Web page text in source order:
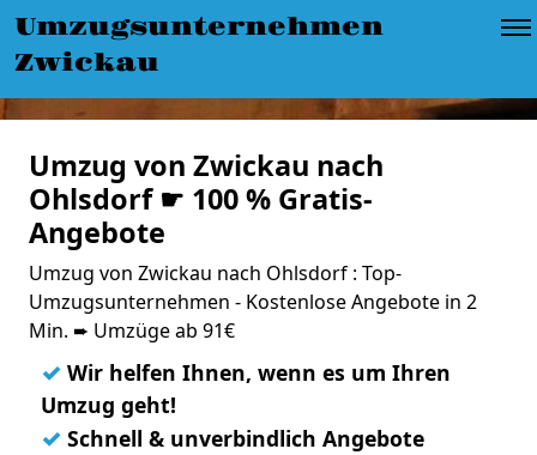
Umzugsunternehmen
Zwickau
Umzug von Zwickau nach
Ohlsdorf ☛ 100 % Gratis-
Angebote
Umzug von Zwickau nach Ohlsdorf : Top-
Umzugsunternehmen - Kostenlose Angebote in 2
Min. ➨ Umzüge ab 91€
✓ Wir helfen Ihnen, wenn es um Ihren
Umzug geht!
✓ Schnell & unverbindlich Angebote